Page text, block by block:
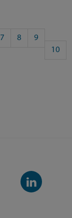
7 8
9
10
LinkedIn-
Kanal